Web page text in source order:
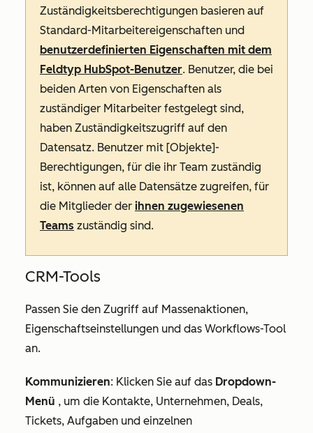
Zuständigkeitsberechtigungen basieren auf
Standard-Mitarbeitereigenschaften und
benutzerdefinierten Eigenschaften mit dem
Feldtyp HubSpot-Benutzer. Benutzer, die bei
beiden Arten von Eigenschaften als
zuständiger Mitarbeiter festgelegt sind,
haben Zuständigkeitszugriff auf den
Datensatz. Benutzer mit [Objekte]-
Berechtigungen, für die ihr Team zuständig
ist, können auf alle Datensätze zugreifen, für
die Mitglieder der ihnen zugewiesenen
Teams zuständig sind.
CRM-Tools
Passen Sie den Zugriff auf Massenaktionen,
Eigenschaftseinstellungen und das Workflows-Tool
an.
Kommunizieren: Klicken Sie auf das Dropdown-
Menü , um die Kontakte, Unternehmen, Deals,
Tickets, Aufgaben und einzelnen